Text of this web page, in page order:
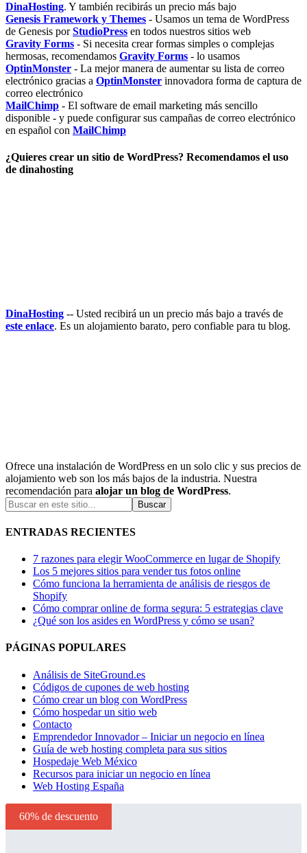
DinaHosting. Y también recibirás un precio más bajo
Genesis Framework y Themes - Usamos un tema de WordPress
de Genesis porStudioPress en todos nuestros sitios web
Gravity Forms - Si necesita crear formas simples o complejas
hermosas, recomendamos Gravity Forms - lo usamos
OptinMonster - La mejor manera de aumentar su lista de correo
electrónico gracias a OptinMonster innovadora forma de captura de
correo electrónico
MailChimp - El software de email marketing más sencillo
disponible - y puede configurar sus campañas de correo electrónico
en español con MailChimp
¿Quieres crear un sitio de WordPress? Recomendamos el uso
de dinahosting
DinaHosting -- Usted recibirá un un precio más bajo a través de
este enlace. Es un alojamiento barato, pero confiable para tu blog.
Ofrece una instalación de WordPress en un solo clic y sus precios de
alojamiento web son los más bajos de la industria. Nuestra
recomendación para alojar un blog de WordPress.
ENTRADAS RECIENTES
7 razones para elegir WooCommerce en lugar de Shopify
Los 5 mejores sitios para vender tus fotos online
Cómo funciona la herramienta de análisis de riesgos de
Shopify
Cómo comprar online de forma segura: 5 estrategias clave
¿Qué son los asides en WordPress y cómo se usan?
PÁGINAS POPULARES
Análisis de SiteGround.es
Códigos de cupones de web hosting
Cómo crear un blog con WordPress
Cómo hospedar un sitio web
Contacto
Emprendedor Innovador – Iniciar un negocio en línea
Guía de web hosting completa para sus sitios
Hospedaje Web México
Recursos para iniciar un negocio en línea
Web Hosting España
60% de descuento